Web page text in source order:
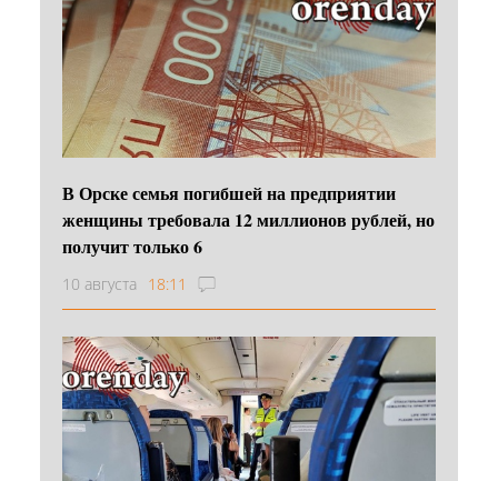
В Орске семья погибшей на предприятии
женщины требовала 12 миллионов рублей, но
получит только 6
10 августа 18:11